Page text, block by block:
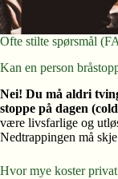
Ofte stilte spørsmål
Kan en person
Nei! Du må aldri
stoppe på dagen
være livsfarlige og
Nedtrappingen må
Hvor mye koster